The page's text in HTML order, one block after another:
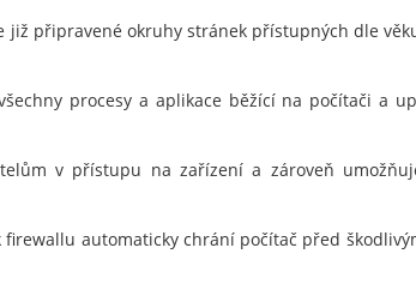
již připravené okruhy stránek přístupných dle
procesy a aplikace běžící na počítači a
v přístupu na zařízení a zároveň
firewallu automaticky chrání počítač před